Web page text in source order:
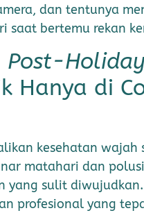
dan tentunya
saat bertemu rekan
Post-
Hanya di
kesehatan wajah
matahari dan
yang sulit
profesional yang